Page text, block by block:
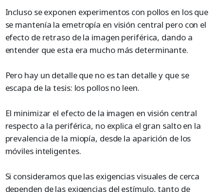
Incluso se exponen experimentos con pollos en los que
se mantenía la emetropía en visión central pero con el
efecto de retraso de la imagen periférica, dando a
entender que esta era mucho más determinante.
Pero hay un detalle que no es tan detalle y que se
escapa de la tesis: los pollos no leen.
El minimizar el efecto de la imagen en visión central
respecto a la periférica, no explica el gran salto en la
prevalencia de la miopía, desde la aparición de los
móviles inteligentes.
Si consideramos que las exigencias visuales de cerca
dependen de las exigencias del estímulo, tanto de